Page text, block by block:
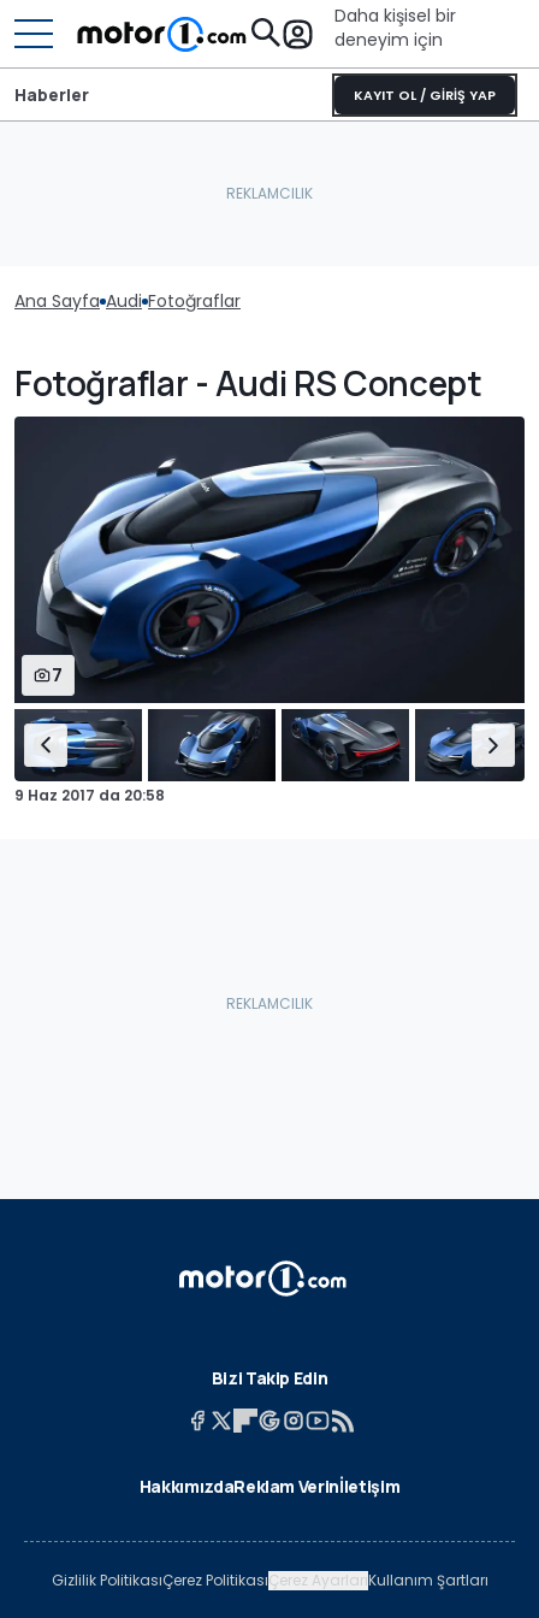
Daha kişisel bir
deneyim için
KAYIT OL / GİRİŞ YAP
Haberler
Ana Sayfa Audi Fotoğraflar
Fotoğraflar - Audi RS Concept
7
9 Haz 2017 da 20:58
Bizi Takip Edin
HakkımızdaReklam Verinİletişim
Gizlilik PolitikasıÇerez PolitikasıÇerez AyarlarıKullanım Şartları